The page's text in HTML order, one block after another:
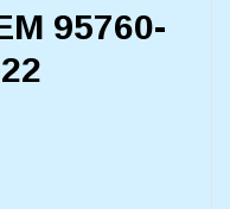
95760-